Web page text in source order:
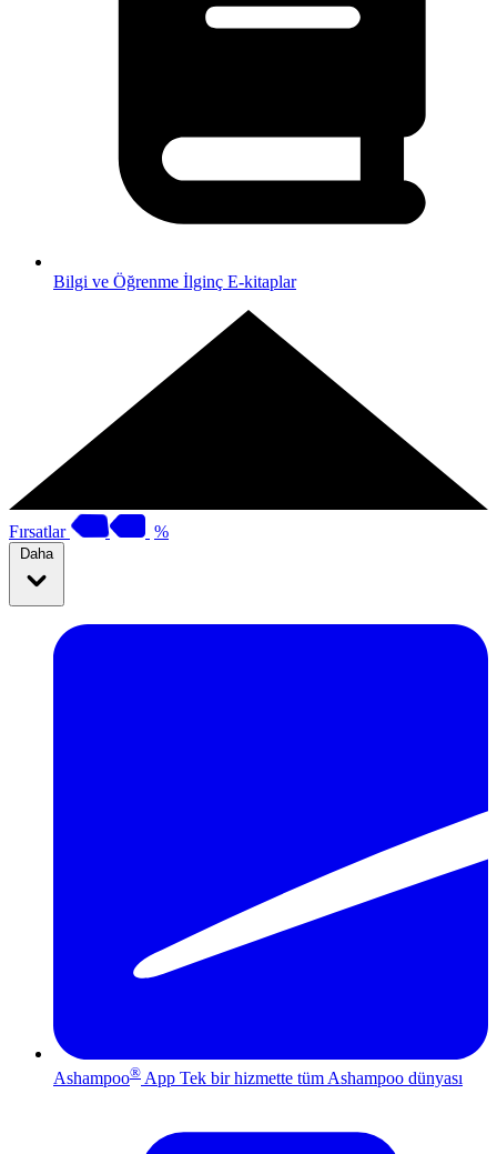
Bilgi ve Öğrenme İlginç E-kitaplar
Fırsatlar %
Daha
Ashampoo® App Tek bir hizmette tüm Ashampoo dünyası